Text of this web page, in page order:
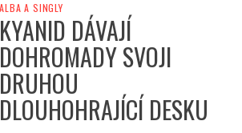
ALBA A SINGLY
KYANID DÁVAJÍ
DOHROMADY SVOJI
DRUHOU
DLOUHOHRAJÍCÍ DESKU